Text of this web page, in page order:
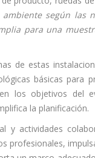
según las
para una
de estas
básicas para
los objetivos del
la planificación.
y actividades
profesionales,